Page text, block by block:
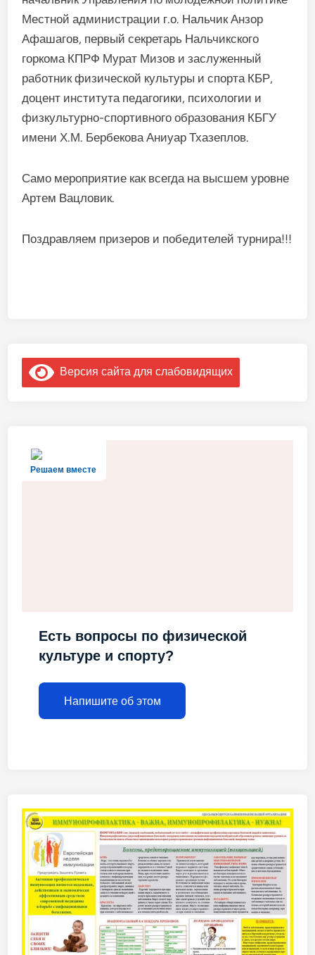
Местной администрации г.о. Нальчик Анзор
Афашагов, первый секретарь Нальчикского
горкома КПРФ Мурат Мизов и заслуженный
работник физической культуры и спорта КБР,
доцент института педагогики, психологии и
физкультурно-спортивного образования КБГУ
имени Х.М. Бербекова Аниуар Тхазеплов.
Само мероприятие как всегда на высшем уровне
Артем Вацловик.
Поздравляем призеров и победителей турнира!!!
Версия сайта для слабовидящих
Решаем вместе
Есть вопросы по физической
культуре и спорту?
Напишите об этом